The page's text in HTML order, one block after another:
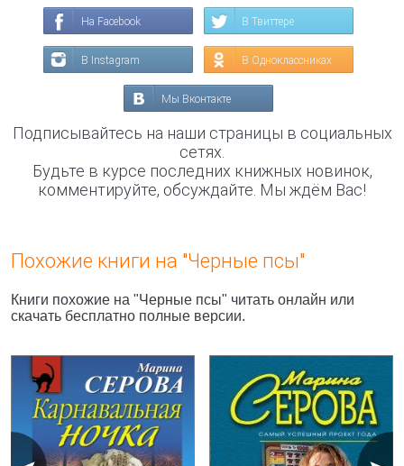
На Facebook В Твиттере
В Instagram В Одноклассниках
Мы Вконтакте
Подписывайтесь на наши страницы в социальных
сетях.
Будьте в курсе последних книжных новинок,
комментируйте, обсуждайте. Мы ждём Вас!
Похожие книги на "Черные псы"
Книги похожие на "Черные псы" читать онлайн или
скачать бесплатно полные версии.